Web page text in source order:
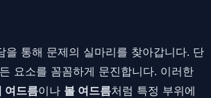
통해 문제의 실마리를 찾아갑니다. 단
요소를 꼼꼼하게 문진합니다. 이러한
여드름이나 볼 여드름처럼 특정 부위에